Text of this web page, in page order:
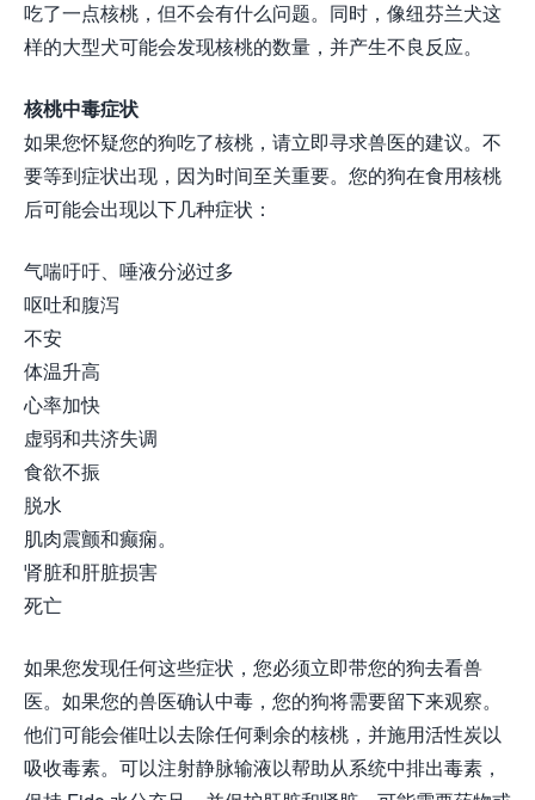
吃了一点核桃，但不会有什么问题。同时，像纽芬兰犬这
样的大型犬可能会发现核桃的数量，并产生不良反应。
核桃中毒症状
如果您怀疑您的狗吃了核桃，请立即寻求兽医的建议。不
要等到症状出现，因为时间至关重要。您的狗在食用核桃
后可能会出现以下几种症状：
气喘吁吁、唾液分泌过多
呕吐和腹泻
不安
体温升高
心率加快
虚弱和共济失调
食欲不振
脱水
肌肉震颤和癫痫。
肾脏和肝脏损害
死亡
如果您发现任何这些症状，您必须立即带您的狗去看兽
医。如果您的兽医确认中毒，您的狗将需要留下来观察。
他们可能会催吐以去除任何剩余的核桃，并施用活性炭以
吸收毒素。可以注射静脉输液以帮助从系统中排出毒素，